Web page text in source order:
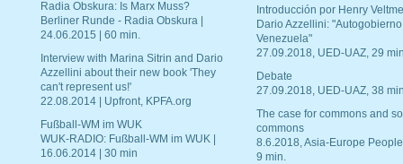
Radia Obskura: Is Marx Muss?
Berliner Runde - Radia Obskura |
24.06.2015 | 60 min.
Interview with Marina Sitrin and Dario
Azzellini about their new book 'They
can't represent us!'
22.08.2014 | Upfront, KPFA.org
Fußball-WM im WUK
WUK-RADIO: Fußball-WM im WUK |
16.06.2014 | 30 min
Introducción por Henry
Dario Azzellini:
Venezuela"
27.09.2018, UED-UAZ, 29
Debate
27.09.2018, UED-UAZ, 38
The case for commons and
commons
8.6.2018, Asia-Europe
9 min.